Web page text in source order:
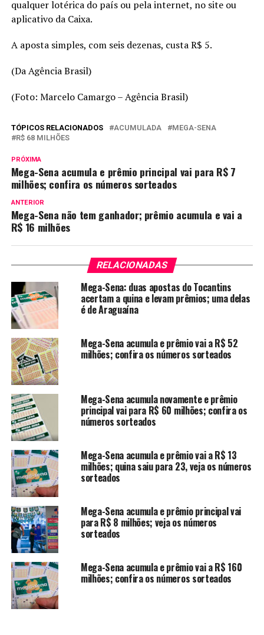
qualquer lotérica do país ou pela internet, no site ou
aplicativo da Caixa.
A aposta simples, com seis dezenas, custa R$ 5.
(Da Agência Brasil)
(Foto: Marcelo Camargo – Agência Brasil)
TÓPICOS RELACIONADOS ACUMULADA
MEGA-SENA
R$ 68 MILHÕES
PRÓXIMA
Mega-Sena acumula e prêmio principal vai para R$ 7
milhões; confira os números sorteados
ANTERIOR
Mega-Sena não tem ganhador; prêmio acumula e vai a
R$ 16 milhões
RELACIONADAS
Mega-Sena: duas apostas do Tocantins
acertam a quina e levam prêmios; uma delas
é de Araguaína
Mega-Sena acumula e prêmio vai a R$ 52
milhões; confira os números sorteados
Mega-Sena acumula novamente e prêmio
principal vai para R$ 60 milhões; confira os
números sorteados
Mega-Sena acumula e prêmio vai a R$ 13
milhões; quina saiu para 23, veja os números
sorteados
Mega-Sena acumula e prêmio principal vai
para R$ 8 milhões; veja os números
sorteados
Mega-Sena acumula e prêmio vai a R$ 160
milhões; confira os números sorteados